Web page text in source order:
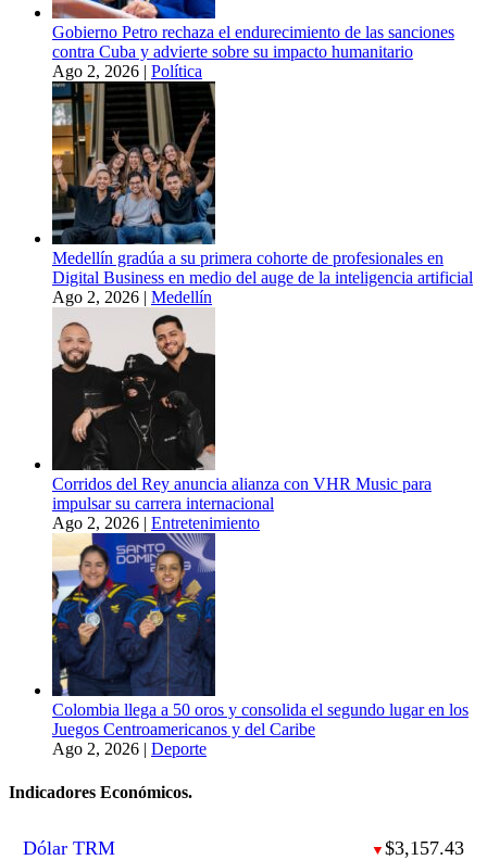
Gobierno Petro rechaza el endurecimiento de las sanciones
contra Cuba y advierte sobre su impacto humanitario
Ago 2, 2026 | Política
Medellín gradúa a su primera cohorte de profesionales en
Digital Business en medio del auge de la inteligencia artificial
Ago 2, 2026 | Medellín
Corridos del Rey anuncia alianza con VHR Music para
impulsar su carrera internacional
Ago 2, 2026 | Entretenimiento
Colombia llega a 50 oros y consolida el segundo lugar en los
Juegos Centroamericanos y del Caribe
Ago 2, 2026 | Deporte
Indicadores Económicos.
Dólar TRM ▼ $3,157.43